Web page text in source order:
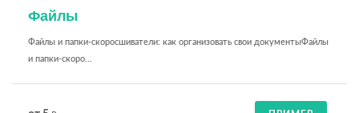
Файлы
Файлы и папки-скоросшиватели: как организовать свои документыФайлы
и папки-скоро...